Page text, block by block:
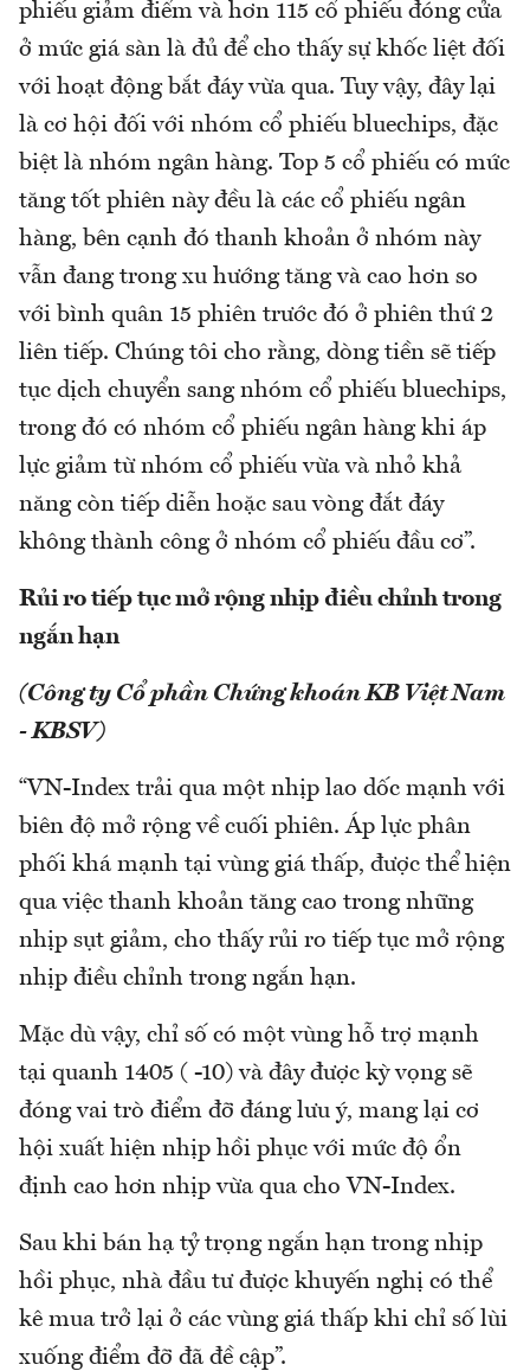
phiếu giảm điểm và hơn 115 cổ phiếu đóng cửa
ở mức giá sàn là đủ để cho thấy sự khốc liệt đối
với hoạt động bắt đáy vừa qua. Tuy vậy, đây lại
là cơ hội đối với nhóm cổ phiếu bluechips, đặc
biệt là nhóm ngân hàng. Top 5 cổ phiếu có mức
tăng tốt phiên này đều là các cổ phiếu ngân
hàng, bên cạnh đó thanh khoản ở nhóm này
vẫn đang trong xu hướng tăng và cao hơn so
với bình quân 15 phiên trước đó ở phiên thứ 2
liên tiếp. Chúng tôi cho rằng, dòng tiền sẽ tiếp
tục dịch chuyển sang nhóm cổ phiếu bluechips,
trong đó có nhóm cổ phiếu ngân hàng khi áp
lực giảm từ nhóm cổ phiếu vừa và nhỏ khả
năng còn tiếp diễn hoặc sau vòng đắt đáy
không thành công ở nhóm cổ phiếu đầu cơ”.
Rủi ro tiếp tục mở rộng nhịp điều chỉnh trong
ngắn hạn
(Công ty Cổ phần Chứng khoán KB Việt Nam
- KBSV)
“VN-Index trải qua một nhịp lao dốc mạnh với
biên độ mở rộng về cuối phiên. Áp lực phân
phối khá mạnh tại vùng giá thấp, được thể hiện
qua việc thanh khoản tăng cao trong những
nhịp sụt giảm, cho thấy rủi ro tiếp tục mở rộng
nhịp điều chỉnh trong ngắn hạn.
Mặc dù vậy, chỉ số có một vùng hỗ trợ mạnh
tại quanh 1405 ( -10) và đây được kỳ vọng sẽ
đóng vai trò điểm đỡ đáng lưu ý, mang lại cơ
hội xuất hiện nhịp hồi phục với mức độ ổn
định cao hơn nhịp vừa qua cho VN-Index.
Sau khi bán hạ tỷ trọng ngắn hạn trong nhịp
hồi phục, nhà đầu tư được khuyến nghị có thể
kê mua trở lại ở các vùng giá thấp khi chỉ số lùi
xuống điểm đỡ đã đề cập”.